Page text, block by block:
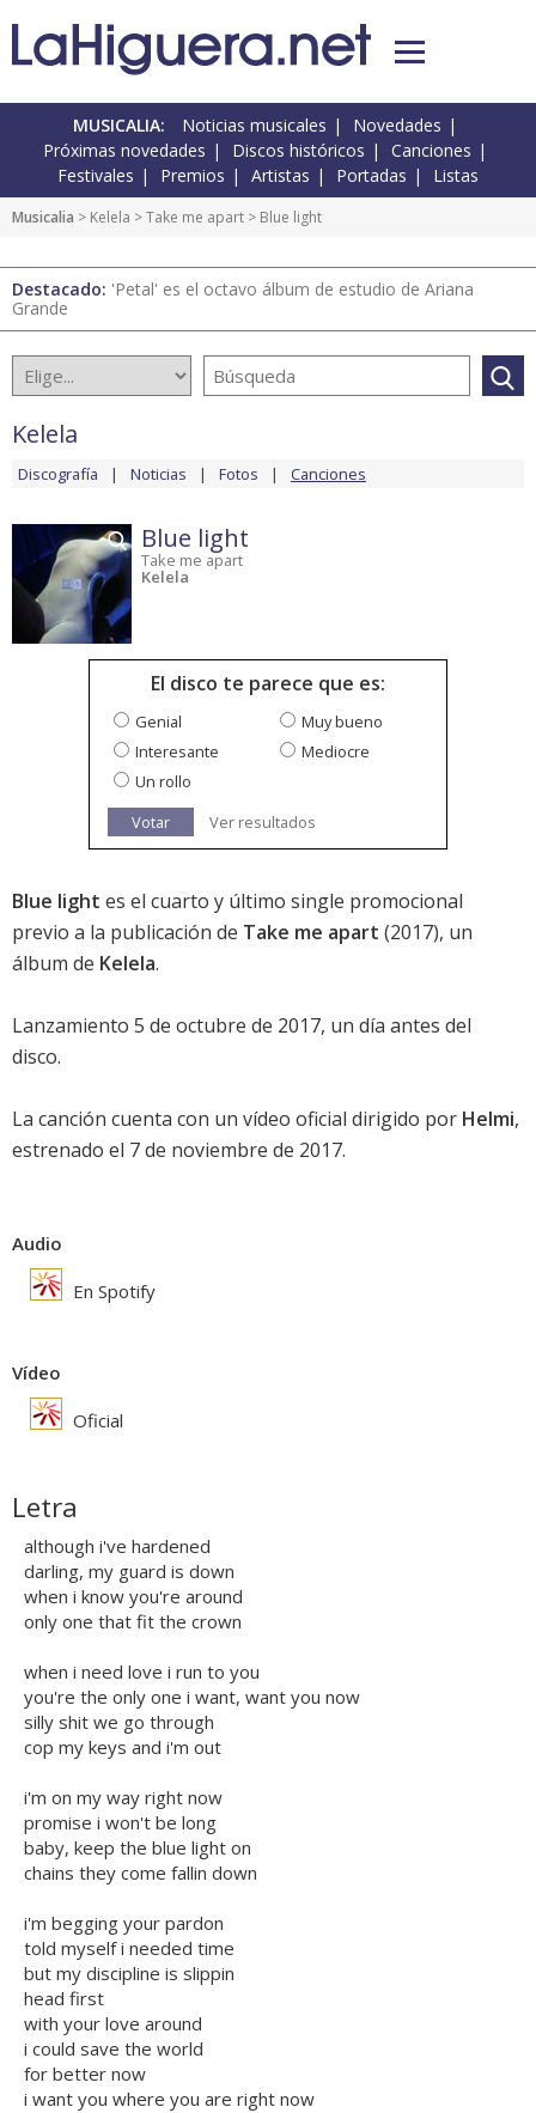
MUSICALIA: Noticias musicales
Novedades
Próximas novedades
Discos históricos
Canciones
Festivales
Premios Artistas Portadas Listas
Musicalia > Kelela >Take me apart > Blue light
Destacado: 'Petal' es el octavo álbum de estudio de Ariana
Grande
Kelela
Discografía Noticias Fotos Canciones
Blue light
Take me apart
Kelela
El disco te parece que es:
Genial
Muy bueno
Interesante
Mediocre
Un rollo
Votar
Ver resultados
Blue light es el cuarto y último single promocional
previo a la publicación de Take me apart (2017), un
álbum de Kelela.
Lanzamiento 5 de octubre de 2017, un día antes del
disco.
La canción cuenta con un vídeo oficial dirigido por Helmi,
estrenado el 7 de noviembre de 2017.
Audio
En Spotify
Vídeo
Oficial
Letra
although i've hardened
darling, my guard is down
when i know you're around
only one that fit the crown
when i need love i run to you
you're the only one i want, want you now
silly shit we go through
cop my keys and i'm out
i'm on my way right now
promise i won't be long
baby, keep the blue light on
chains they come fallin down
i'm begging your pardon
told myself i needed time
but my discipline is slippin
head first
with your love around
i could save the world
for better now
i want you where you are right now